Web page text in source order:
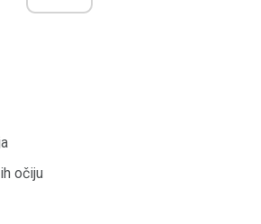
očiju